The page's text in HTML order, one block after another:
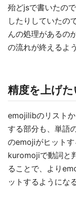
殆どjsで書いたの
したりしていたの
んの処理があるの
の流れが終えるよ
精度を上げた
emojilibのリスト
する部分も、単語
のemojiがヒットす
kuromojiで動詞と
ることで、より
ットするようにな